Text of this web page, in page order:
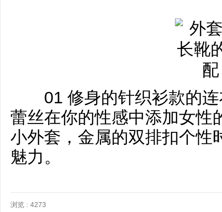
01 修身的针织衫款的连
蕾丝在你的性感中添加女性
小外套，金属的双排扣个性
魅力。
浏览 : 4273